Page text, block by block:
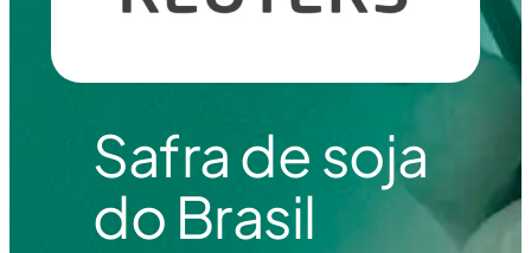
Safra de soja
do Brasil